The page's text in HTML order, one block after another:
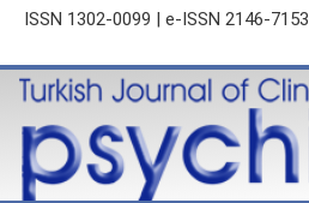
ISSN 1302-0099 | e-ISSN 2146-7153